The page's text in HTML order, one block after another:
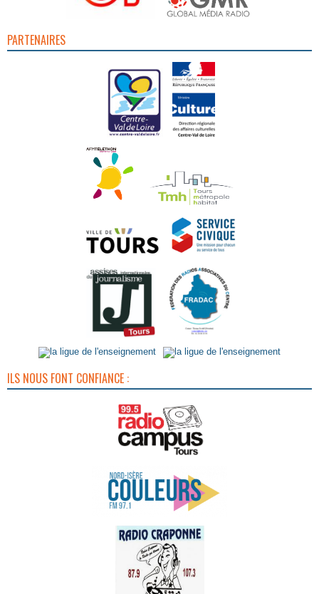
PARTENAIRES
ILS NOUS FONT CONFIANCE :